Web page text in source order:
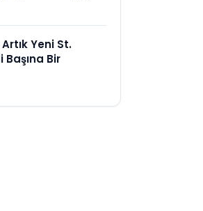
Yeni St.
Başına Bir